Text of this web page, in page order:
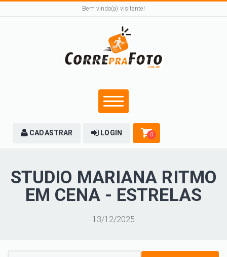
Bem vindo(a) visitante!
CADASTRAR LOGIN 0
STUDIO MARIANA RITMO
EM CENA - ESTRELAS
13/12/2025